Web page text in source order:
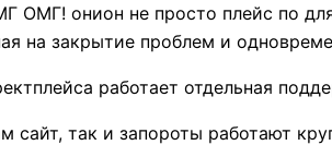
ОМГ! онион не просто плейс по
на закрытие проблем и
работает отдельная
сайт, так и запороты работают